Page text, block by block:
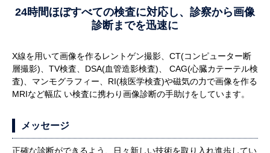
24時間ほぼすべての検査に対応し、診察から画像
診断までを迅速に
X線を用いて画像を作るレントゲン撮影、CT(コンピューター断
層撮影)、TV検査、DSA(血管造影検査)、 CAG(心臓カテーテル検
査)、マンモグラフィー、RI(核医学検査)や磁気の力で画像を作る
MRIなど幅広 い検査に携わり画像診断の手助けをしています。
メッセージ
正確な診断ができるよう、日々新しい技術を取り入れ進歩してい